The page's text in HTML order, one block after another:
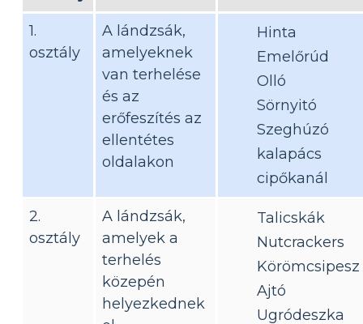
1.
osztály
A lándzsák,
amelyeknek
van terhelése
és az
erőfeszítés az
ellentétes
oldalakon
Hinta
Emelőrúd
Olló
Sörnyitó
Szeghúzó
kalapács
cipőkanál
2.
osztály
A lándzsák,
amelyek a
terhelés
közepén
helyezkednek
Talicskák
Nutcrackers
Körömcsipesz
Ajtó
Ugródeszka